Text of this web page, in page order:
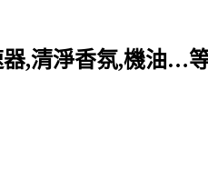
器,清淨香氛,機油…